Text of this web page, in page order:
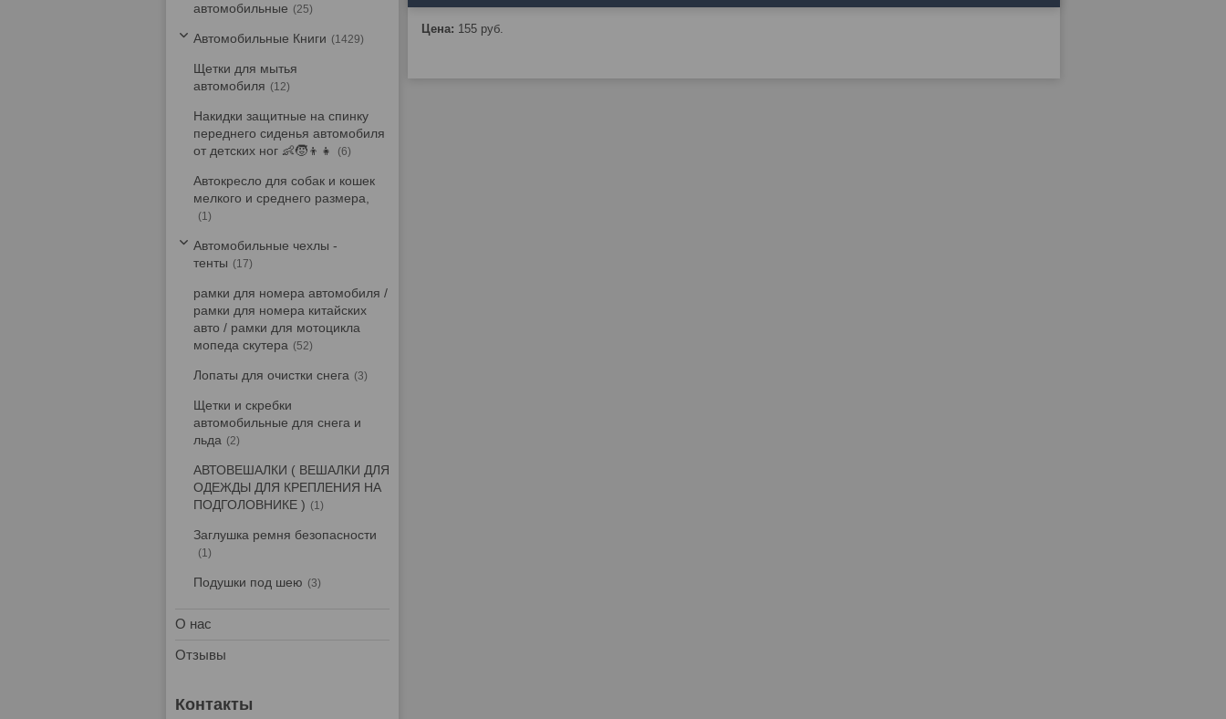
Цена: 155 руб.
автомобильные
25
Автомобильные Книги 1429
Щетки для мытья
автомобиля
12
Накидки защитные на спинку
переднего сиденья автомобиля
от детских ног 👶🧒👦👧
6
Автокресло для собак и кошек
мелкого и среднего размера,
1
Автомобильные чехлы -
тенты
17
рамки для номера автомобиля /
рамки для номера китайских
авто / рамки для мотоцикла
мопеда скутера
52
Лопаты для очистки снега 3
Щетки и скребки
автомобильные для снега и
льда
2
АВТОВЕШАЛКИ ( ВЕШАЛКИ ДЛЯ
ОДЕЖДЫ ДЛЯ КРЕПЛЕНИЯ НА
ПОДГОЛОВНИКЕ )
1
Заглушка ремня безопасности
1
Подушки под шею 3
О нас
Отзывы